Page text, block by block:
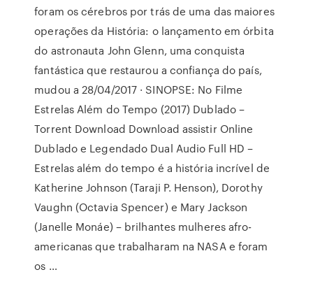
foram os cérebros por trás de uma das maiores
operações da História: o lançamento em órbita
do astronauta John Glenn, uma conquista
fantástica que restaurou a confiança do país,
mudou a 28/04/2017 · SINOPSE: No Filme
Estrelas Além do Tempo (2017) Dublado –
Torrent Download Download assistir Online
Dublado e Legendado Dual Audio Full HD –
Estrelas além do tempo é a história incrível de
Katherine Johnson (Taraji P. Henson), Dorothy
Vaughn (Octavia Spencer) e Mary Jackson
(Janelle Monáe) – brilhantes mulheres afro-
americanas que trabalharam na NASA e foram
os …